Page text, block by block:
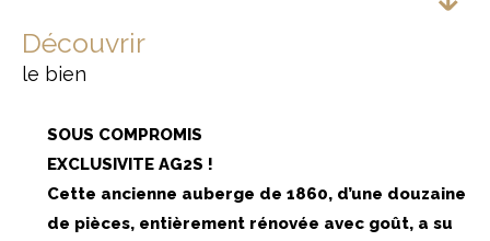
découvrir
le bien
SOUS COMPROMIS
EXCLUSIVITE AG2S !
Cette ancienne auberge de 1860, d’une douzaine
de pièces, entièrement rénovée avec goût, a su